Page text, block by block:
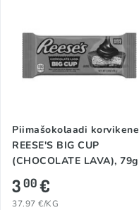
Piimašokolaadi korvikene
REESE'S BIG CUP
(CHOCOLATE LAVA), 79g
300€
37.97 €/KG